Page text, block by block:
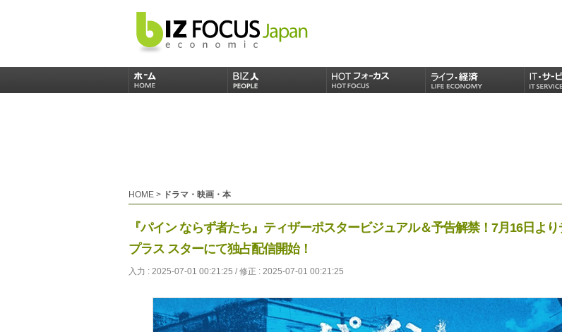
HOME > ドラマ・映画・本
『パイン ならず者たち』ティザーポスタービジュアル＆予告解禁！7月16日よ
プラス スターにて独占配信開始！
入力 : 2025-07-01 00:21:25 / 修正 : 2025-07-01 00:21:25